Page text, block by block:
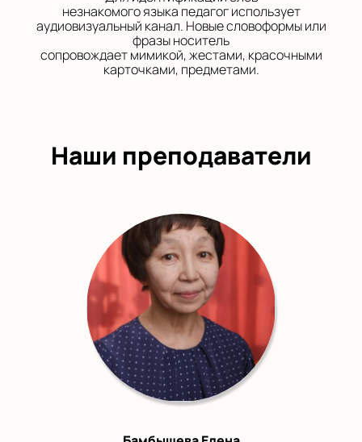
незнакомого языка педагог использует
аудиовизуальный канал. Новые словоформы или
фразы носитель
сопровождает мимикой, жестами, красочными
карточками, предметами.
Наши преподаватели